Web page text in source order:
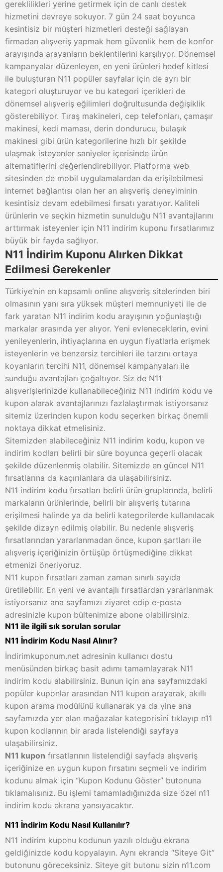
gereklilikleri yerine getirmek için de canlı destek
hizmetini devreye sokuyor. 7 gün 24 saat boyunca
kesintisiz bir müşteri hizmetleri desteği sağlayan
firmadan alışveriş yapmak hem güvenlik hem de konfor
arayışında arayanların beklentilerini karşılıyor. Dönemsel
kampanyalar düzenleyen, en yeni ürünleri hedef kitlesi
ile buluşturan N11 popüler sayfalar için de ayrı bir
kategori oluşturuyor ve bu kategori içerikleri de
dönemsel alışveriş eğilimleri doğrultusunda değişiklik
gösterebiliyor. Tıraş makineleri, cep telefonları, çamaşır
makinesi, kedi maması, derin dondurucu, bulaşık
makinesi gibi ürün kategorilerine hızlı bir şekilde
ulaşmak isteyenler saniyeler içerisinde ürün
alternatiflerini değerlendirebiliyor. Platforma web
sitesinden de mobil uygulamalardan da erişilebilmesi
internet bağlantısı olan her an alışveriş deneyiminin
kesintisiz devam edebilmesi fırsatı yaratıyor. Kaliteli
ürünlerin ve seçkin hizmetin sunulduğu N11 avantajlarını
arttırmak isteyenler için N11 indirim kuponu fırsatlarımız
büyük bir fayda sağlıyor.
N11 İndirim Kuponu Alırken Dikkat
Edilmesi Gerekenler
Türkiye’nin en kapsamlı online alışveriş sitelerinden biri
olmasının yanı sıra yüksek müşteri memnuniyeti ile de
fark yaratan N11 indirim kodu arayışının yoğunlaştığı
markalar arasında yer alıyor. Yeni evleneceklerin, evini
yenileyenlerin, ihtiyaçlarına en uygun fiyatlarla erişmek
isteyenlerin ve benzersiz tercihleri ile tarzını ortaya
koyanların tercihi N11, dönemsel kampanyaları ile
sunduğu avantajları çoğaltıyor. Siz de N11
alışverişlerinizde kullanabileceğiniz N11 indirim kodu ve
kupon alarak avantajlarınızı fazlalaştırmak istiyorsanız
sitemiz üzerinden kupon kodu seçerken birkaç önemli
noktaya dikkat etmelisiniz.
Sitemizden alabileceğiniz N11 indirim kodu, kupon ve
indirim kodları belirli bir süre boyunca geçerli olacak
şekilde düzenlenmiş olabilir. Sitemizde en güncel N11
fırsatlarına da kaçırılanlara da ulaşabilirsiniz.
N11 indirim kodu fırsatları belirli ürün gruplarında, belirli
markaların ürünlerinde, belirli bir alışveriş tutarına
erişilmesi halinde ya da belirli kategorilerde kullanılacak
şekilde dizayn edilmiş olabilir. Bu nedenle alışveriş
fırsatlarından yararlanmadan önce, kupon şartları ile
alışveriş içeriğinizin örtüşüp örtüşmediğine dikkat
etmenizi öneriyoruz.
N11 kupon fırsatları zaman zaman sınırlı sayıda
üretilebilir. En yeni ve avantajlı fırsatlardan yararlanmak
istiyorsanız ana sayfamızı ziyaret edip e-posta
adresinizle kupon bültenimize abone olabilirsiniz.
N11 ile ilgili sık sorulan sorular
N11 İndirim Kodu Nasıl Alınır?
İndirimkuponum.net adresinin kullanıcı dostu
menüsünden birkaç basit adımı tamamlayarak N11
indirim kodu alabilirsiniz. Bunun için ana sayfamızdaki
popüler kuponlar arasından N11 kupon arayarak, akıllı
kupon arama modülünü kullanarak ya da yine ana
sayfamızda yer alan mağazalar kategorisini tıklayıp n11
kupon kodlarının bir arada listelendiği sayfaya
ulaşabilirsiniz.
N11 kupon fırsatlarının listelendiği sayfada alışveriş
içeriğinize en uygun kupon fırsatını seçmeli ve indirim
kodunu almak için “Kupon Kodunu Göster” butonuna
tıklamalısınız. Bu işlemi tamamladığınızda size özel n11
indirim kodu ekrana yansıyacaktır.
N11 İndirim Kodu Nasıl Kullanılır?
N11 indirim kuponu kodunun yazılı olduğu ekrana
geldiğinizde kodu kopyalayın. Aynı ekranda “Siteye Git”
butonunu göreceksiniz. Siteye git butonu sizin n11.com